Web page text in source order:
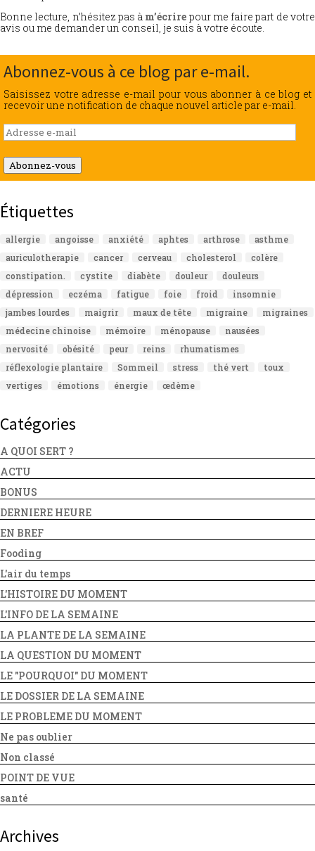
Bonne lecture, n’hésitez pas à m’écrire pour me faire part de votre
avis ou me demander un conseil, je suis à votre écoute.
Abonnez-vous à ce blog par e-mail.
Saisissez votre adresse e-mail pour vous abonner à ce blog et
recevoir une notification de chaque nouvel article par e-mail.
Adresse
e-
mail
Abonnez-vous
Étiquettes
allergie angoisse anxiété aphtes arthrose
asthme
auriculotherapie
cancer cerveau cholesterol
colère
constipation.
cystite diabète douleur
douleurs
dépression
eczéma fatigue foie froid
insomnie
jambes lourdes
maigrir maux de tête migraine
migraines
médecine chinoise
mémoire ménopause
nausées
nervosité
obésité peur reins
rhumatismes
réflexologie plantaire
Sommeil stress thé vert
toux
vertiges
émotions énergie œdème
Catégories
A QUOI SERT ?
ACTU
BONUS
DERNIERE HEURE
EN BREF
Fooding
L'air du temps
L'HISTOIRE DU MOMENT
L'INFO DE LA SEMAINE
LA PLANTE DE LA SEMAINE
LA QUESTION DU MOMENT
LE "POURQUOI" DU MOMENT
LE DOSSIER DE LA SEMAINE
LE PROBLEME DU MOMENT
Ne pas oublier
Non classé
POINT DE VUE
santé
Archives